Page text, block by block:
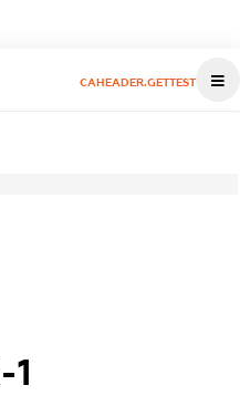
CAHEADER.GETTEST